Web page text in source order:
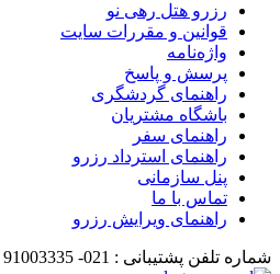
رزرو هتل رهی نو
قوانین و مقررات سایت
واژه‌نامه
پرسش و پاسخ
راهنمای گردشگری
باشگاه مشتریان
راهنمای سفر
راهنمای استرداد رزرو
پنل سازمانی
تماس با ما
راهنمای ویرایش رزرو
شماره تلفن پشتیبانی : 021-
91003335